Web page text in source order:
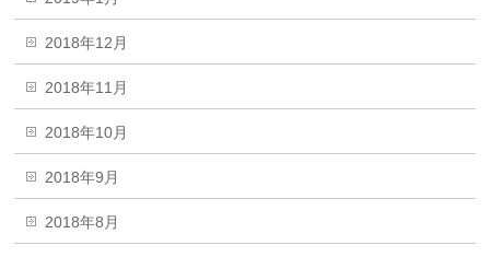
2018年12月
2018年11月
2018年10月
2018年9月
2018年8月